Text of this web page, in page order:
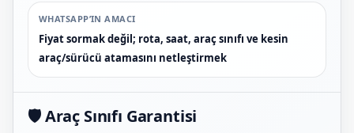
WHATSAPP’IN AMACI
Fiyat sormak değil; rota, saat, araç sınıfı ve kesin
araç/sürücü atamasını netleştirmek
🛡️ Araç Sınıfı Garantisi